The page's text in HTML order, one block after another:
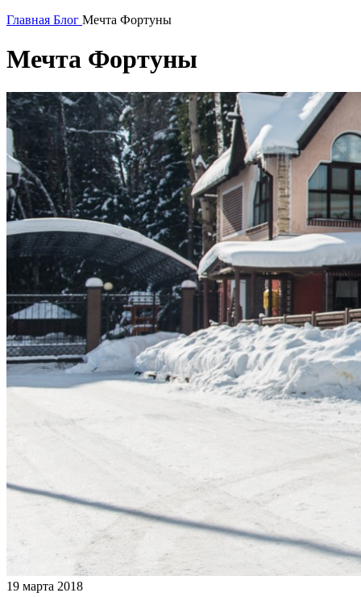
Главная Блог Мечта Фортуны
Мечта Фортуны
19 марта 2018